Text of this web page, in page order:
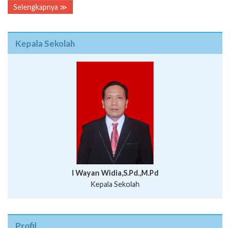
Selengkapnya ≫
Kepala Sekolah
I Wayan Widia,S.Pd.,M.Pd
Kepala Sekolah
Profil